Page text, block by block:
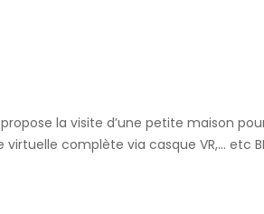
propose la visite d’une petite maison
complète via casque VR,… etc